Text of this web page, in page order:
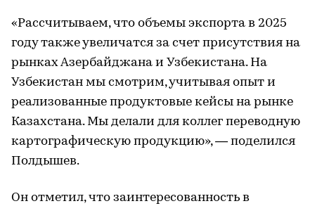
«Рассчитываем, что объемы экспорта в 2025
году также увеличатся за счет присутствия на
рынках Азербайджана и Узбекистана. На
Узбекистан мы смотрим, учитывая опыт и
реализованные продуктовые кейсы на рынке
Казахстана. Мы делали для коллег переводную
картографическую продукцию», — поделился
Полдышев.
Он отметил, что заинтересованность в